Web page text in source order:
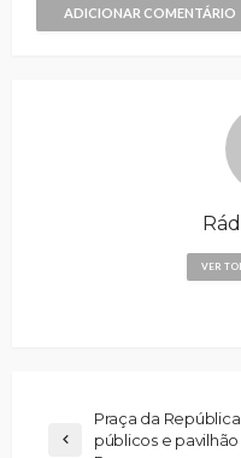
ADICIONAR COMENTÁRIO
VER
Praça da
públicos e